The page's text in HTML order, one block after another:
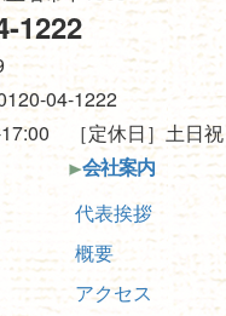
1222
04-1222
17:00 ［定休日］土日祝
会社案内
代表挨拶
概要
アクセス